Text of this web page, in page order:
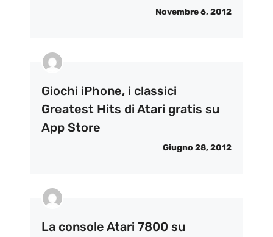
Novembre 6, 2012
Giochi iPhone, i classici
Greatest Hits di Atari gratis su
App Store
Giugno 28, 2012
La console Atari 7800 su